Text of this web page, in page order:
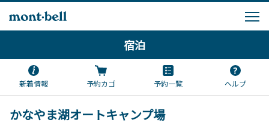
宿泊
新着情報 予約カゴ 予約一覧 ヘルプ
かなやま湖オートキャンプ場